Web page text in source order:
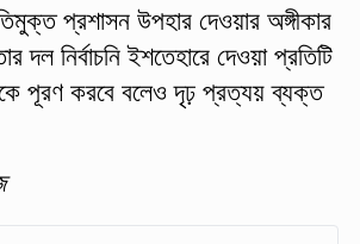
প্রশাসন উপহার দেওয়ার অঙ্গীকার
দল নির্বাচনি ইশতেহারে দেওয়া প্রতিটি
পূরণ করবে বলেও দৃঢ় প্রত্যয় ব্যক্ত